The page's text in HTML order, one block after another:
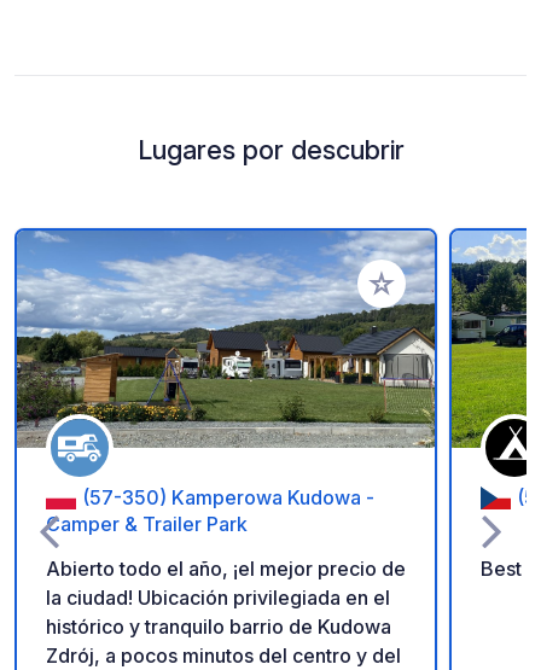
Lugares por descubrir
Añadir a tus
(57-350) Kamperowa Kudowa -
Camper & Trailer Park
Abierto todo el año, ¡el mejor precio de
la ciudad! Ubicación privilegiada en el
histórico y tranquilo barrio de Kudowa
Zdrój, a pocos minutos del centro y del
Best